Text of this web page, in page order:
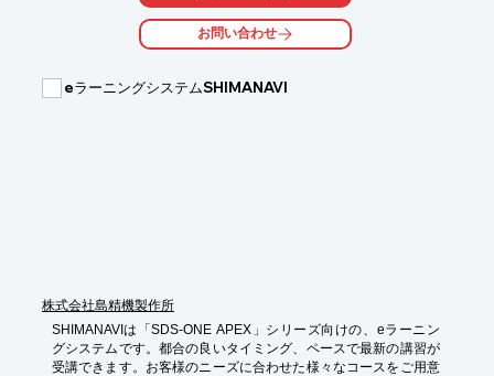
■開発品：小学生用理科教材『BBC micro:bit』
お問い合わせ
eラーニングシステムSHIMANAVI
株式会社島精機製作所
SHIMANAVIは「SDS-ONE APEX」シリーズ向けの、eラーニン
グシステムです。都合の良いタイミング、ペースで最新の講習が
受講できます。お客様のニーズに合わせた様々なコースをご用意